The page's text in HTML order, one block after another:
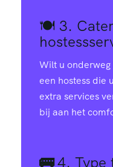
🍽️ 3.
Wilt u
een hostess die
extra services
bij aan het
🚌4. Type